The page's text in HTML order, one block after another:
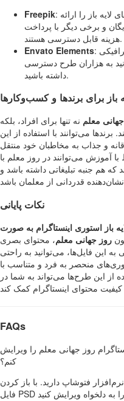
Freepik: این وب‌سایت انواع مختلفی از طرح‌های لایه باز را ارائه
و برخی دیگر با پرداخت
هزینه قابل دسترسی هستند.
Envato Elements: یکی از بهترین منابع برای طرح‌های گرافیکی
به هزاران طرح دسترسی
داشته باشید.
باز برای برندها و کسب‌وکارها
معلم نه تنها برای افراد، بلکه
می‌توانند با استفاده از این
و جذاب به مخاطبان خود منتقل
آموزش می‌توانند در روز معلم با
که هم جنبه تبلیغاتی داشته باشد و
نکات پایانی
روز جهانی معلم، محتوای بصری
این فایل‌ها، می‌توانید به راحتی
منحصر به فرد و متناسب با
از این طرح‌ها می‌تواند به شما در
FAQs
روز جهانی معلم را ویرایش
کنم؟
فتوشاپ دارید. با باز کردن